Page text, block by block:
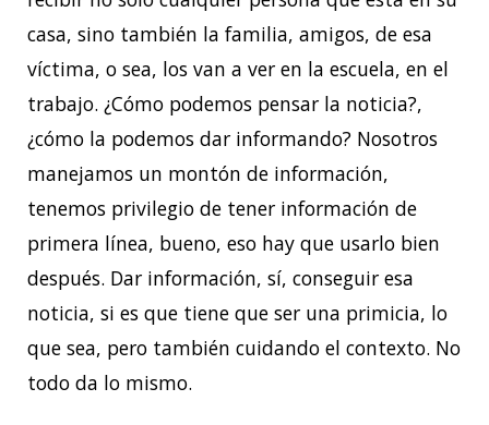
casa, sino también la familia, amigos, de esa
víctima, o sea, los van a ver en la escuela, en el
trabajo. ¿Cómo podemos pensar la noticia?,
¿cómo la podemos dar informando? Nosotros
manejamos un montón de información,
tenemos privilegio de tener información de
primera línea, bueno, eso hay que usarlo bien
después. Dar información, sí, conseguir esa
noticia, si es que tiene que ser una primicia, lo
que sea, pero también cuidando el contexto. No
todo da lo mismo.